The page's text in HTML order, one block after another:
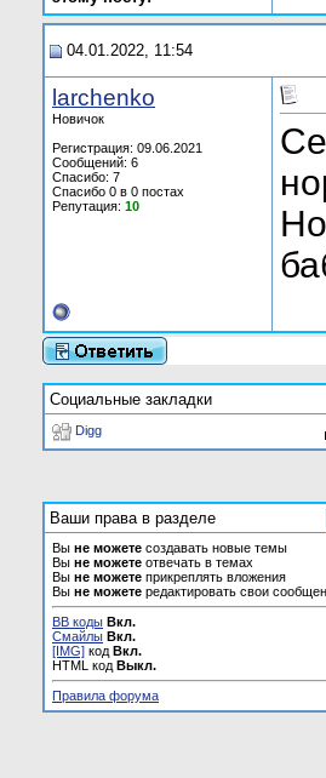
04.01.2022, 11:54
larchenko
Новичок
Регистрация: 09.06.2021
Сообщений: 6
Спасибо: 7
Спасибо 0 в 0 постах
Репутация: 10
Социальные закладки
Digg
Ваши права в разделе
Вы не можете создавать новые темы
Вы не можете отвечать в темах
Вы не можете прикреплять вложения
Вы не можете редактировать свои
BB коды Вкл.
Смайлы Вкл.
[IMG] код Вкл.
HTML код Выкл.
Правила форума